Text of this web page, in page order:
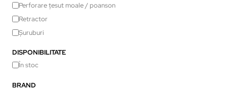
Perforare țesut moale / poanson
Retractor
Șuruburi
DISPONIBILITATE
În stoc
BRAND